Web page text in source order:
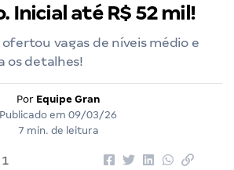
Inicial até R$ 52 mil!
ofertou vagas de níveis médio e
os detalhes!
Por Equipe Gran
Publicado em 09/03/26
7 min. de leitura
1